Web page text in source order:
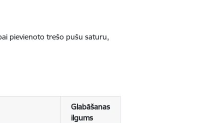
pievienoto trešo pušu saturu,
Glabāšanas
ilgums